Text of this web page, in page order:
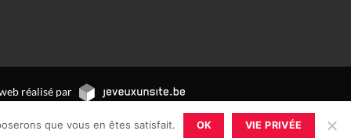
réalisé par
que vous en êtes satisfait. OK VIE PRIVÉE